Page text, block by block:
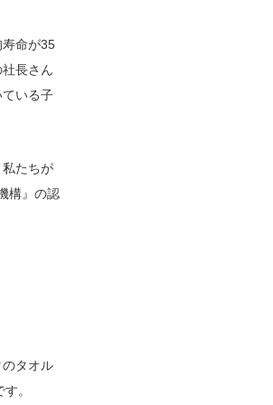
命が35
長さん
いる子
たちが
構』の認
タオル
す。